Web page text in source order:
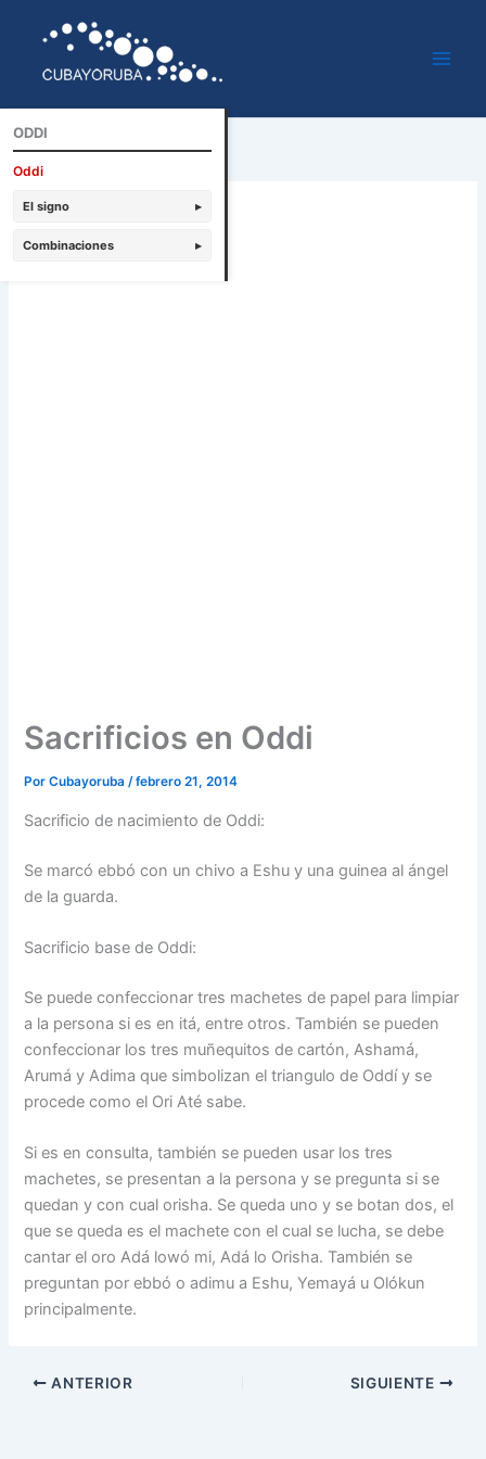
contenido
Sacrificios en Oddi
PorCubayoruba/febrero 21, 2014
Sacrificio de nacimiento de Oddi:
Se marcó ebbó con un chivo a Eshu y una guinea al ángel
de la guarda.
Sacrificio base de Oddi:
Se puede confeccionar tres machetes de papel para limpiar
a la persona si es en itá, entre otros. También se pueden
confeccionar los tres muñequitos de cartón, Ashamá,
Arumá y Adima que simbolizan el triangulo de Oddí y se
procede como el Ori Até sabe.
Si es en consulta, también se pueden usar los tres
machetes, se presentan a la persona y se pregunta si se
quedan y con cual orisha. Se queda uno y se botan dos, el
que se queda es el machete con el cual se lucha, se debe
cantar el oro Adá lowó mi, Adá lo Orisha. También se
preguntan por ebbó o adimu a Eshu, Yemayá u Olókun
principalmente.
ANTERIOR SIGUIENTE
ODDI
Oddi
El signo ▸
Combinaciones ▸